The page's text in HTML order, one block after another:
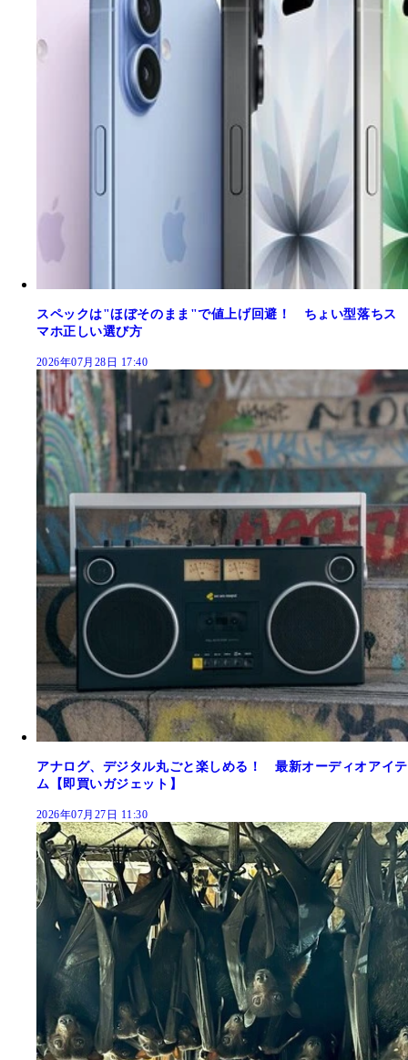
スペックは"ほぼそのまま"で値上げ回避！ ちょい型落ちス
マホ正しい選び方
2026年07月28日 17:40
アナログ、デジタル丸ごと楽しめる！ 最新オーディオアイテ
ム【即買いガジェット】
2026年07月27日 11:30